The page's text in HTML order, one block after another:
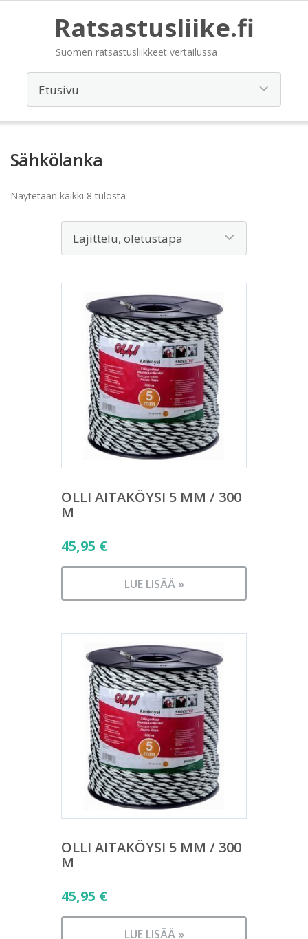
Ratsastusliike.fi
Suomen ratsastusliikkeet vertailussa
Sähkölanka
Näytetään kaikki 8 tulosta
OLLI AITAKÖYSI 5 MM / 300
M
45,95 €
LUE LISÄÄ »
OLLI AITAKÖYSI 5 MM / 300
M
45,95 €
LUE LISÄÄ »